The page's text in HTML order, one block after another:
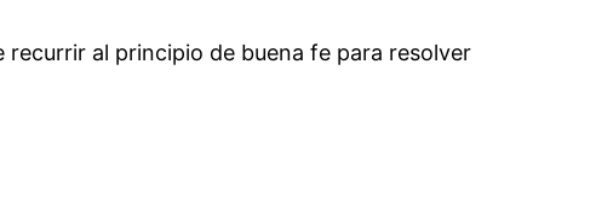
al principio de buena fe para resolver